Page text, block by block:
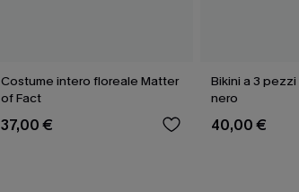
Costume intero floreale Matter
of Fact
37,00 €
Bikini a 3
nero
40,00 €